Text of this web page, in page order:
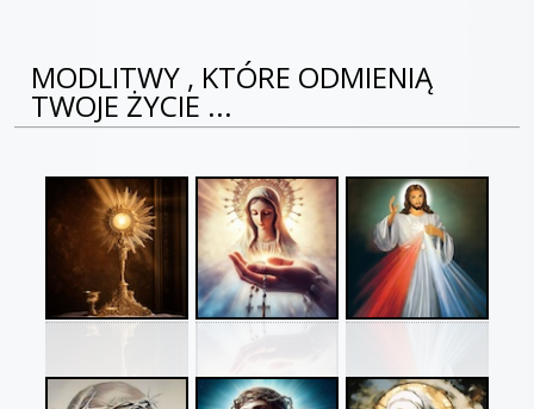
MODLITWY , KTÓRE ODMIENIĄ
TWOJE ŻYCIE ...